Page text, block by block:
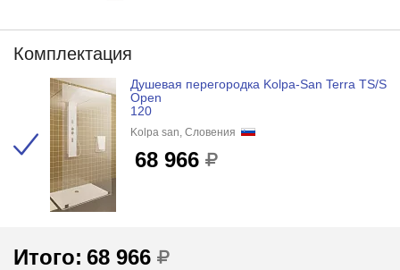
Комплектация
Душевая перегородка Kolpa-San Terra TS/S
Open
120
Kolpa san, Словения
68 966
Итого: 68 966